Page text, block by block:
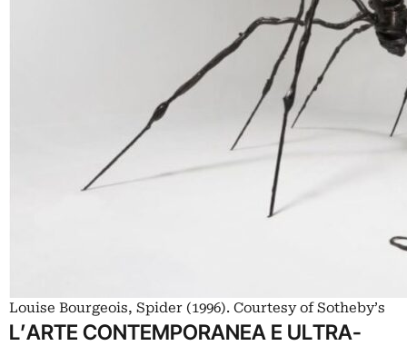
Louise Bourgeois, Spider (1996). Courtesy of Sotheby’s
L’ARTE CONTEMPORANEA E ULTRA-